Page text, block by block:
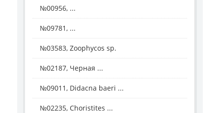
№00956, ...
№09781, ...
№03583, Zoophycos sp.
№02187, Черная ...
№09011, Didacna baeri ...
№02235, Choristites ...